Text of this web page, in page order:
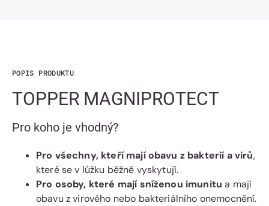
POPIS PRODUKTU
TOPPER MAGNIPROTECT
Pro koho je vhodný?
Pro všechny, kteří mají obavu z bakterií a virů,
které se v lůžku běžně vyskytují.
Pro osoby, které mají sníženou imunitu a mají
obavu z virového nebo bakteriálního onemocnění.